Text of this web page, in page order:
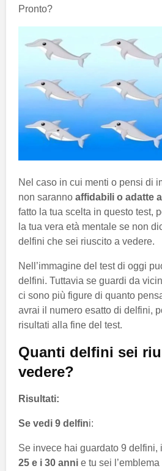
Pronto?
Nel caso in cui menti o pensi di
non saranno affidabili o adatte
fatto la tua scelta in questo test,
la tua vera età mentale se non
delfini che sei riuscito a vedere.
Nell’immagine del test di oggi
delfini. Tuttavia se guardi da
ci sono più figure di quanto
avrai il numero esatto di delfini,
risultati alla fine del test.
Quanti delfini sei
vedere?
Risultati:
Se vedi 9 delfini:
Se invece hai guardato 9 delfini,
25 e i 30 anni e tu sei